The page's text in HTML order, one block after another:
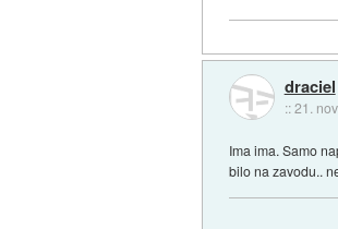
draciel
::21.
Ima ima. Samo
bilo na zavodu..